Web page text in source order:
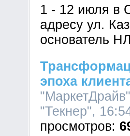
1 - 12 июля в
адресу ул.
основатель
эпоха
"Текнер",